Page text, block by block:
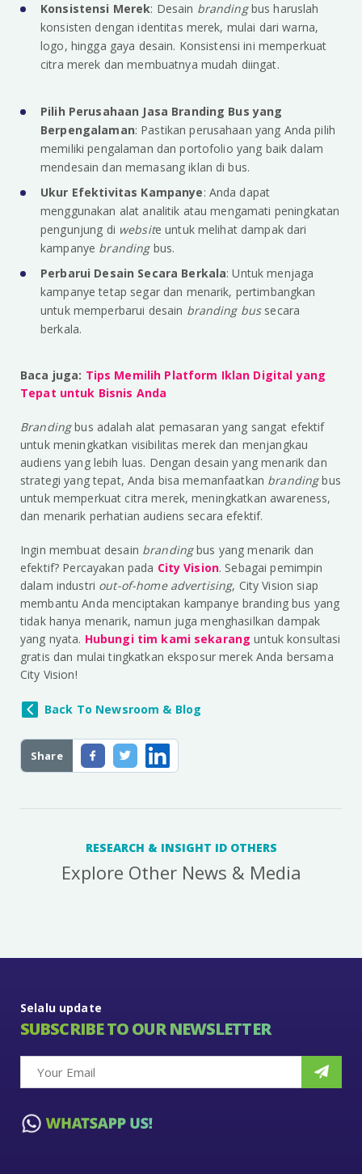
Share
Konsistensi Merek: Desain brandingbus haruslah
konsisten dengan identitas merek, mulai dari warna,
logo, hingga gaya desain. Konsistensi ini memperkuat
citra merek dan membuatnya mudah diingat.
Pilih Perusahaan Jasa Branding Bus yang
Berpengalaman: Pastikan perusahaan yang Anda pilih
memiliki pengalaman dan portofolio yang baik dalam
mendesain dan memasang iklan di bus.
Ukur Efektivitas Kampanye: Anda dapat
menggunakan alat analitik atau mengamati peningkatan
pengunjung di website untuk melihat dampak dari
kampanye branding bus.
Perbarui Desain Secara Berkala: Untuk menjaga
kampanye tetap segar dan menarik, pertimbangkan
untuk memperbarui desain branding bussecara
berkala.
Baca juga: Tips Memilih Platform Iklan Digital yang
Tepat untuk Bisnis Anda
Brandingbus adalah alat pemasaran yang sangat efektif
untuk meningkatkan visibilitas merek dan menjangkau
audiens yang lebih luas. Dengan desain yang menarik dan
strategi yang tepat, Anda bisa memanfaatkan brandingbus
untuk memperkuat citra merek, meningkatkan awareness,
dan menarik perhatian audiens secara efektif.
Ingin membuat desain brandingbus yang menarik dan
efektif? Percayakan pada City Vision. Sebagai pemimpin
dalam industri out-of-home advertising, City Vision siap
membantu Anda menciptakan kampanye branding bus yang
tidak hanya menarik, namun juga menghasilkan dampak
yang nyata. Hubungi tim kami sekarang untuk konsultasi
gratis dan mulai tingkatkan eksposur merek Anda bersama
City Vision!
Back To Newsroom & Blog
RESEARCH & INSIGHT ID OTHERS
Explore Other News & Media
Selalu update
SUBSCRIBE TO OUR NEWSLETTER